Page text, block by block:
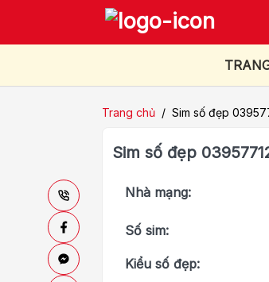
Trang chủ / Sim số đẹp
Sim số đẹp
Nhà mạng:
Số sim:
Kiểu số đẹp: